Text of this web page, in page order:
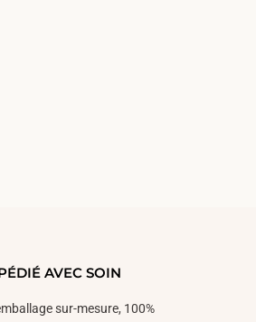
AVEC SOIN
sur-mesure, 100%